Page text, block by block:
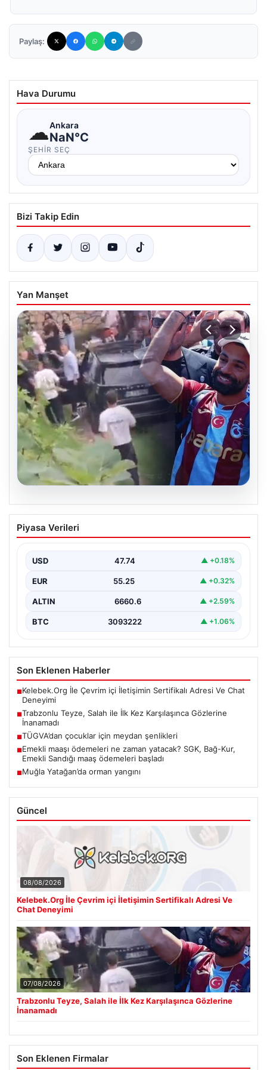
Paylaş:
Hava Durumu
☁Ankara
NaN°C
ŞEHIR SEÇ
Bizi Takip Edin
Yan Manşet
Trabzonlu Teyze, Salah ile İlk Kez
Karşılaşınca Gözlerine İnanamadı
dünyaca ünlü futbolcu Mohamed Salah ile karşılaşınca…
Piyasa Verileri
USD 47.74 ▲ +0.18%
EUR 55.25 ▲ +0.32%
ALTIN 6660.6 ▲ +2.59%
BTC 3093222 ▲ +1.06%
Son Eklenen Haberler
■Kelebek.Org İle Çevrim içi İletişimin Sertifikalı Adresi Ve Chat
Deneyimi
■Trabzonlu Teyze, Salah ile İlk Kez Karşılaşınca Gözlerine
İnanamadı
■TÜGVA’dan çocuklar için meydan şenlikleri
■Emekli maaşı ödemeleri ne zaman yatacak? SGK, Bağ-Kur,
Emekli Sandığı maaş ödemeleri başladı
■Muğla Yatağan’da orman yangını
Güncel
08/08/2026
Kelebek.Org İle Çevrim içi İletişimin Sertifikalı Adresi Ve
Chat Deneyimi
07/08/2026
Trabzonlu Teyze, Salah ile İlk Kez Karşılaşınca Gözlerine
İnanamadı
Son Eklenen Firmalar